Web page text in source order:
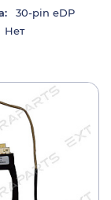
30-pin eDP
Нет